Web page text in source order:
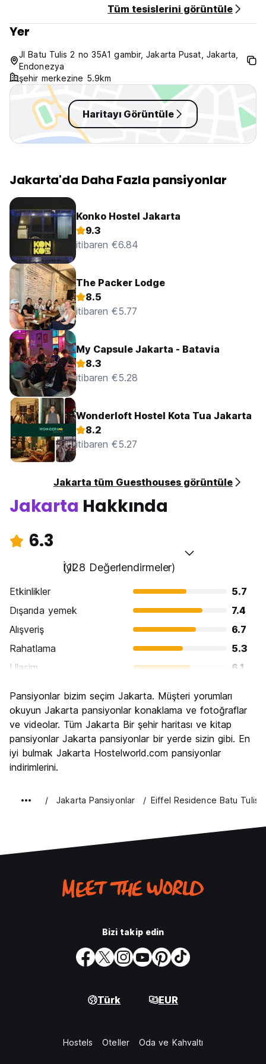
Evcil Hayvanlar
Evcil hayvanlara izin verilmemektedir. (Auto-translated from
Tüm tesislerini görüntüle
Yer
Jl Batu Tulis 2 no 35A1 gambir, Jakarta Pusat, Jakarta,
Endonezya
şehir merkezine 5.9km
Haritayı Görüntüle
Jakarta'da Daha Fazla pansiyonlar
Konko Hostel Jakarta
9.3
itibaren €6.84
The Packer Lodge
8.5
itibaren €5.77
My Capsule Jakarta - Batavia
8.3
itibaren €5.28
Wonderloft Hostel Kota Tua Jakarta
8.2
itibaren €5.27
Jakarta tüm Guesthouses görüntüle
Jakarta Hakkında
6.3
İyi
(128 Değerlendirmeler)
Etkinlikler
5.7
Dışarıda yemek
7.4
Alışveriş
6.7
Rahatlama
5.3
Ulasim
6.1
Kültür
6.5
Gece hayatı
Ekonomik
6.7
Pansiyonlar bizim seçim Jakarta. Müşteri yorumları
okuyun Jakarta pansiyonlar konaklama ve fotoğraflar
ve videolar. Tüm Jakarta Bir şehir haritası ve kitap
pansiyonlar Jakarta pansiyonlar bir yerde sizin gibi. En
iyi bulmak Jakarta Hostelworld.com pansiyonlar
indirimlerini.
Jakarta Pansiyonlar Eiffel Residence Batu Tulis
Bizi takip edin
Türk EUR
Hostels Oteller Oda ve Kahvaltı